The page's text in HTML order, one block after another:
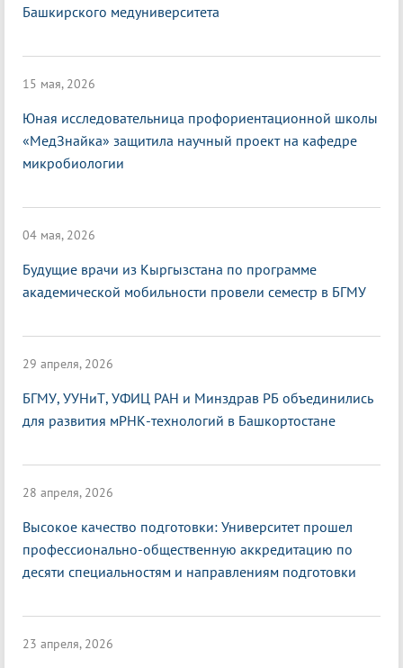
Башкирского медуниверситета
15 мая, 2026
Юная исследовательница профориентационной школы
«МедЗнайка» защитила научный проект на кафедре
микробиологии
04 мая, 2026
Будущие врачи из Кыргызстана по программе
академической мобильности провели семестр в БГМУ
29 апреля, 2026
БГМУ, УУНиТ, УФИЦ РАН и Минздрав РБ объединились
для развития мРНК-технологий в Башкортостане
28 апреля, 2026
Высокое качество подготовки: Университет прошел
профессионально-общественную аккредитацию по
десяти специальностям и направлениям подготовки
23 апреля, 2026